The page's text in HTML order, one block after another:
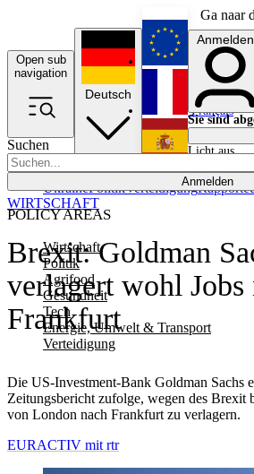
Ga naar
Open sub
navigation
Suchen
Anmelden
POLICY AREAS
Wirtschaft
Politik
Agrifood
Gesundheit
Tech
Energie, Umwelt & Transport
Verteidigung
UkrainePolitikVerteidigung
Deutsch
English
Français
Anmelden
Sie sind
Licht aus
Brexit: Goldman
verlagert wohl Jobs
Frankfurt
Die US-Investment-Bank Goldman Sachs
Zeitungsbericht zufolge, wegen des Brexit
von London nach Frankfurt zu verlagern.
WIRTSCHAFT
EURACTIV mit rtr